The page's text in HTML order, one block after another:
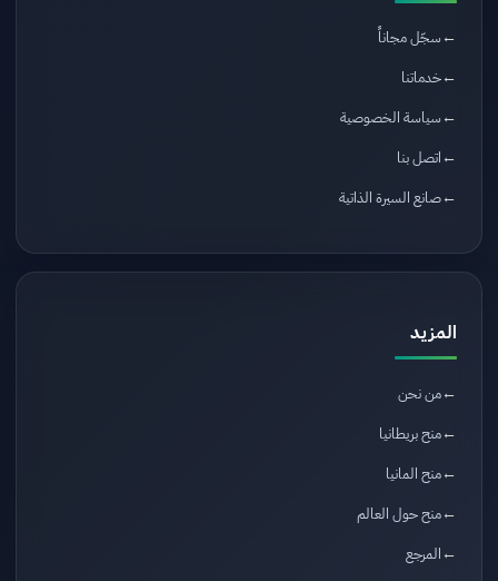
سجّل مجاناً
خدماتنا
سياسة الخصوصية
اتصل بنا
صانع السيرة الذاتية
المزيد
من نحن
منح بريطانيا
منح المانيا
منح حول العالم
المرجع